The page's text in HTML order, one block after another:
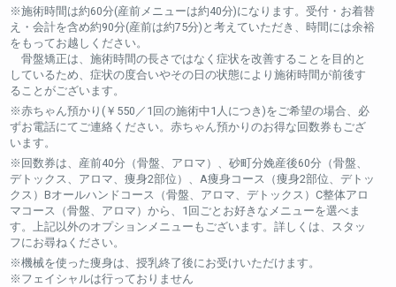
※施術時間は約60分(産前メニューは約40分)になります。受付・お着替
え・会計を含め約90分(産前は約75分)と考えていただき、時間には余裕
をもってお越しください。
骨盤矯正は、施術時間の長さではなく症状を改善することを目的と
しているため、症状の度合いやその日の状態により施術時間が前後す
ることがございます。
※赤ちゃん預かり(￥550／1回の施術中1人につき)をご希望の場合、必
ずお電話にてご連絡ください。赤ちゃん預かりのお得な回数券もござ
います。
※回数券は、産前40分（骨盤、アロマ）、砂町分娩産後60分（骨盤、
デトックス、アロマ、痩身2部位）、A痩身コース（痩身2部位、デトッ
クス）Bオールハンドコース（骨盤、アロマ、デトックス）C整体アロ
マコース（骨盤、アロマ）から、1回ごとお好きなメニューを選べま
す。上記以外のオプションメニューもございます。詳しくは、スタッ
フにお尋ねください。
※機械を使った痩身は、授乳終了後にお受けいただけます。
※フェイシャルは行っておりません